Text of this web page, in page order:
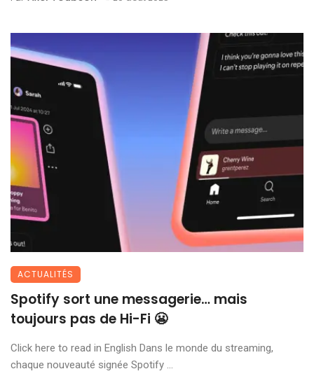
ACTUALITÉS
Spotify sort une messagerie… mais
toujours pas de Hi-Fi 😬
Click here to read in English Dans le monde du streaming,
chaque nouveauté signée Spotify ...